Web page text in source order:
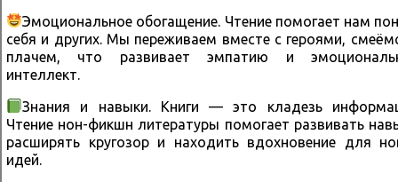
Эмоциональное обогащение. Чтение помогает нам
себя и других. Мы переживаем вместе с героями,
плачем, что развивает эмпатию и
интеллект.
Знания и навыки. Книги — это кладезь
Чтение нон-фикшн литературы помогает развивать
расширять кругозор и находить вдохновение для
идей.